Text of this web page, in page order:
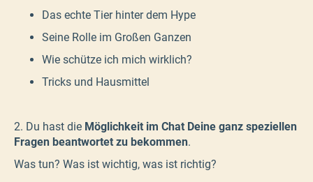
Das echte Tier hinter dem Hype
Seine Rolle im Großen Ganzen
Wie schütze ich mich wirklich?
Tricks und Hausmittel
2. Du hast die Möglichkeit im Chat Deine ganz speziellen
Fragen beantwortet zu bekommen.
Was tun? Was ist wichtig, was ist richtig?